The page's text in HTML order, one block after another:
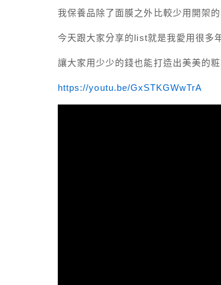
我保養品除了面膜之外比較少用開架
今天跟大家分享的list就是我愛用很多
讓大家用少少的錢也能打造出美美的
https://youtu.be/GxSTKGWwTrA